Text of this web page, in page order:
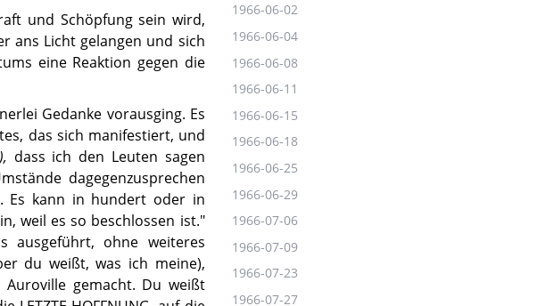
1966-06-02
1966-06-04
1966-06-08
1966-06-11
1966-06-15
1966-06-18
1966-06-25
1966-06-29
1966-07-06
1966-07-09
1966-07-23
1966-07-27
und Schöpfung sein wird,
ans Licht gelangen und sich
eine Reaktion gegen die
Gedanke vorausging. Es
das sich manifestiert, und
dass ich den Leuten sagen
dagegenzusprechen
Es kann in hundert oder in
weil es so beschlossen ist."
ausgeführt, ohne weiteres
du weißt, was ich meine),
gemacht. Du weißt